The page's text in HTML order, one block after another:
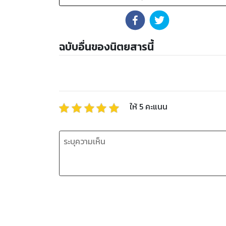
ฉบับอื่นของนิตยสารนี้
ให้ 5 คะแนน